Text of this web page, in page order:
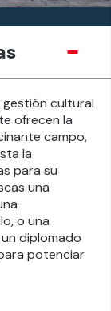
gestión cultural
ofrecen la
campo,
la
para su
una
o una
diplomado
potenciar